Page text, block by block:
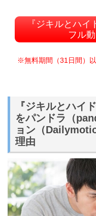
『ジキルとハ
フル
※無料期間（31日間）
『ジキルとハイ
をパンドラ（
ョン（
理由